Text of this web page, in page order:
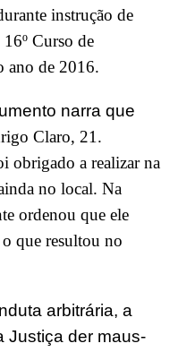
instrução de
Curso de
ano de 2016.
narra que
Claro, 21.
obrigado a realizar na
no local. Na
ordenou que ele
o que resultou no
arbitrária, a
Justiça der maus-